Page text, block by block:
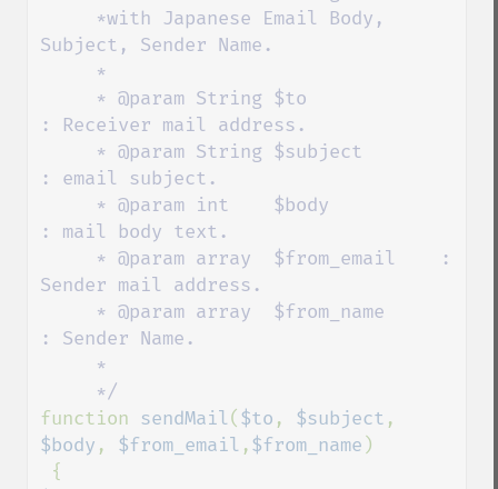
Subject, Sender Name.
: Receiver mail address.
: email subject.
: mail body text.
Sender mail address.
: Sender Name.
function sendMail( $to , $subject
$body , $from_email ,$from_name )